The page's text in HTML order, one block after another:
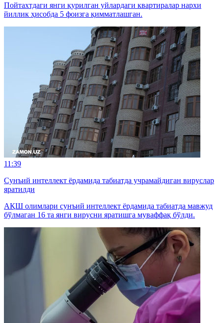
Пойтахтдаги янги қурилган уйлардаги квартиралар нархи
йиллик ҳисобда 5 фоизга қимматлашган.
11:39
Сунъий интеллект ёрдамида табиатда учрамайдиган вируслар
яратилди
АҚШ олимлари сунъий интеллект ёрдамида табиатда мавжуд
бўлмаган 16 та янги вирусни яратишга муваффақ бўлди.